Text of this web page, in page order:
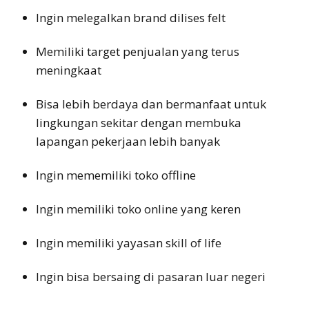
Ingin melegalkan brand dilises felt
Memiliki target penjualan yang terus
meningkaat
Bisa lebih berdaya dan bermanfaat untuk
lingkungan sekitar dengan membuka
lapangan pekerjaan lebih banyak
Ingin mememiliki toko offline
Ingin memiliki toko online yang keren
Ingin memiliki yayasan skill of life
Ingin bisa bersaing di pasaran luar negeri